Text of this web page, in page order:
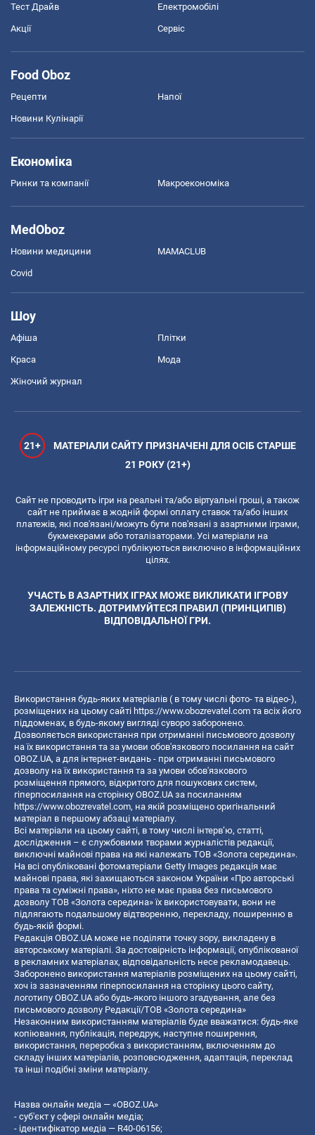
Тест Драйв Електромобілі
Акції Сервіс
Food Oboz
Рецепти Напої
Новини Кулінарії
Економіка
Ринки та компанії Макроекономіка
MedOboz
Новини медицини MAMACLUB
Covid
Шоу
Афіша Плітки
Краса Мода
Жіночий журнал
21+
МАТЕРІАЛИ САЙТУ ПРИЗНАЧЕНІ ДЛЯ ОСІБ СТАРШЕ
21 РОКУ (21+)
Сайт не проводить ігри на реальні та/або віртуальні гроші, а також
сайт не приймає в жодній формі оплату ставок та/або інших
платежів, які пов'язані/можуть бути пов'язані з азартними іграми,
букмекерами або тоталізаторами. Усі матеріали на
інформаційному ресурсі публікуються виключно в інформаційних
цілях.
УЧАСТЬ В АЗАРТНИХ ІГРАХ МОЖЕ ВИКЛИКАТИ ІГРОВУ
ЗАЛЕЖНІСТЬ. ДОТРИМУЙТЕСЯ ПРАВИЛ (ПРИНЦИПІВ)
ВІДПОВІДАЛЬНОЇ ГРИ.
Використання будь-яких матеріалів ( в тому числі фото- та відео-),
розміщених на цьому сайті https://www.obozrevatel.com та всіх його
піддоменах, в будь-якому вигляді суворо заборонено.
Дозволяється використання при отриманні письмового дозволу
на їх використання та за умови обов'язкового посилання на сайт
OBOZ.UA, а для інтернет-видань - при отриманні письмового
дозволу на їх використання та за умови обов'язкового
розміщення прямого, відкритого для пошукових систем,
гіперпосилання на сторінку OBOZ.UA за посиланням
https://www.obozrevatel.com, на якій розміщено оригінальний
матеріал в першому абзаці матеріалу.
Всі матеріали на цьому сайті, в тому числі інтерв’ю, статті,
дослідження – є службовими творами журналістів редакції,
виключні майнові права на які належать ТОВ «Золота середина».
На всі опубліковані фотоматеріали Getty Images редакція має
майнові права, які захищаються законом України «Про авторські
права та суміжні права», ніхто не має права без письмового
дозволу ТОВ «Золота середина» їх використовувати, вони не
підлягають подальшому відтворенню, перекладу, поширенню в
будь-якій формі.
Редакція OBOZ.UA може не поділяти точку зору, викладену в
авторському матеріалі. За достовірність інформації, опублікованої
в рекламних матеріалах, відповідальність несе рекламодавець.
Заборонено використання матеріалів розміщених на цьому сайті,
хоч із зазначенням гіперпосилання на сторінку цього сайту,
логотипу OBOZ.UA або будь-якого іншого згадування, але без
письмового дозволу Редакції/ТОВ «Золота середина»
Незаконним використанням матеріалів буде вважатися: будь-яке
копiювання, публiкацiя, передрук, наступне поширення,
використання, переробка з використанням, включенням до
складу інших матеріалів, розповсюдження, адаптація, переклад
та інші подібні зміни матеріалу.
Назва онлайн медіа — «OBOZ.UA»
- суб'єкт у сфері онлайн медіа;
- ідентифікатор медіа — R40-06156;